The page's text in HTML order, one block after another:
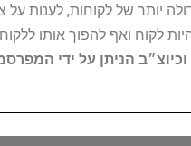
יותר של לקוחות, לענות
לקוח ואף להפוך אותו
הניתן על ידי